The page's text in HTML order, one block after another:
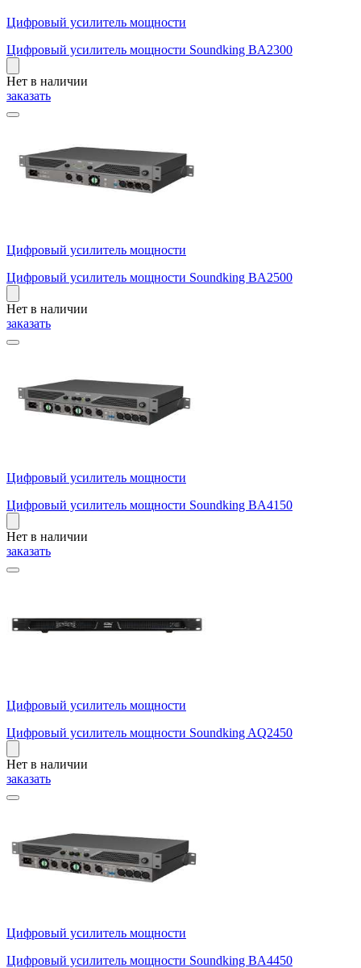
Цифровый усилитель мощности
Цифровый усилитель мощности Soundking BA2300
Нет в наличии
заказать
Цифровый усилитель мощности
Цифровый усилитель мощности Soundking BA2500
Нет в наличии
заказать
Цифровый усилитель мощности
Цифровый усилитель мощности Soundking BA4150
Нет в наличии
заказать
Цифровый усилитель мощности
Цифровый усилитель мощности Soundking AQ2450
Нет в наличии
заказать
Цифровый усилитель мощности
Цифровый усилитель мощности Soundking BA4450